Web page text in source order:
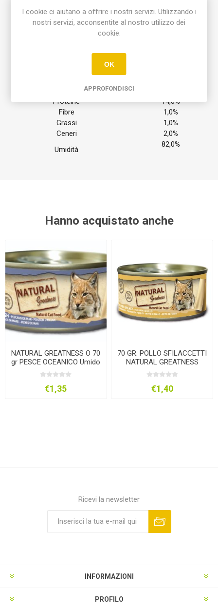
Completamente privo di conservanti artificiali, Pescati nel
Mediterraneo al largo delle coste Spagnole
INGREDIENTI:
ANALISI NUTRIZIONALE:
Proteine
14,0%
Fibre
1,0%
Grassi
1,0%
Ceneri
2,0%
Umidità
82,0%
Hanno acquistato anche
NATURAL GREATNESS O 70
gr PESCE OCEANICO Umido
GATT
€1,35
70 GR. POLLO SFILACCETTI
NATURAL GREATNESS
UMIDO GATTO
€1,40
Ricevi la newsletter
INFORMAZIONI
PROFILO
I cookie ci aiutano a offrire i nostri servizi. Utilizzando i
nostri servizi, acconsentite al nostro utilizzo dei
cookie.
OK
APPROFONDISCI